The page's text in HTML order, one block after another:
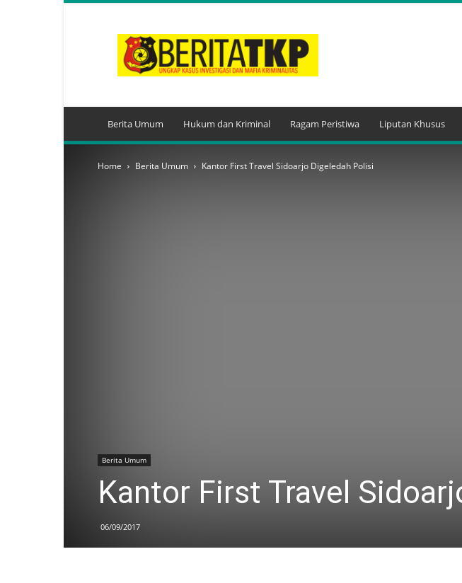
Berita Umum Hukum dan Kriminal Ragam Peristiwa Liputan Khusus
Home Berita Umum Kantor First Travel Sidoarjo Digeledah Polisi
Berita Umum
Kantor First Travel
06/09/2017